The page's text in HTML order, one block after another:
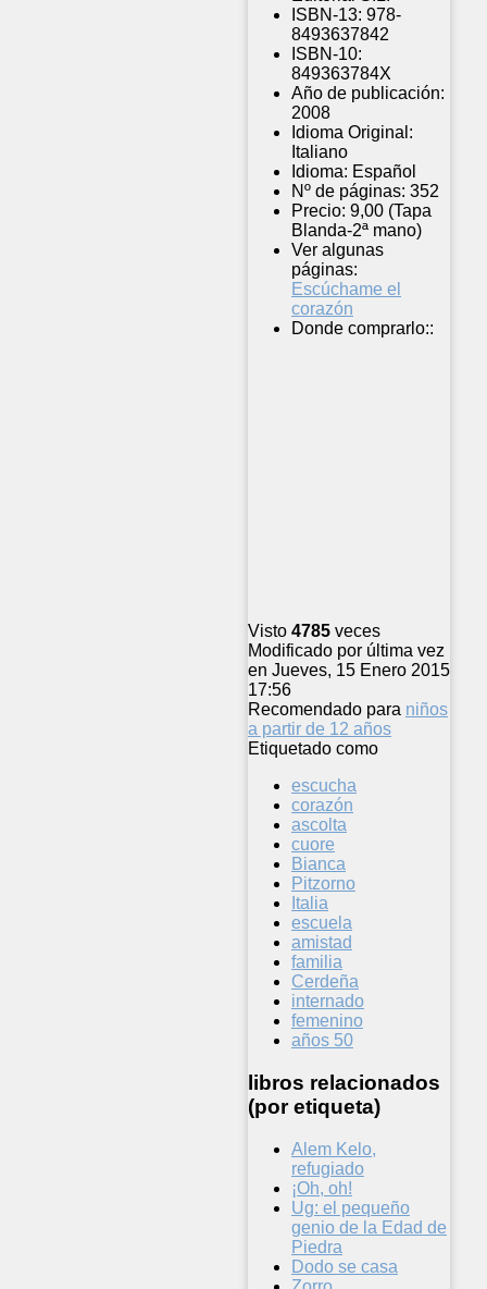
ISBN-13: 978-
8493637842
ISBN-10:
849363784X
Año de publicación:
2008
Idioma Original:
Italiano
Idioma: Español
Nº de páginas: 352
Precio: 9,00 (Tapa
Blanda-2ª mano)
Ver algunas
páginas:
Escúchame el
corazón
Donde comprarlo::
Visto 4785 veces
Modificado por última vez
en Jueves, 15 Enero 2015
17:56
Recomendado para niños
a partir de 12 años
Etiquetado como
escucha
corazón
ascolta
cuore
Bianca
Pitzorno
Italia
escuela
amistad
familia
Cerdeña
internado
femenino
años 50
libros relacionados
(por etiqueta)
Alem Kelo,
refugiado
¡Oh, oh!
Ug: el pequeño
genio de la Edad de
Piedra
Dodo se casa